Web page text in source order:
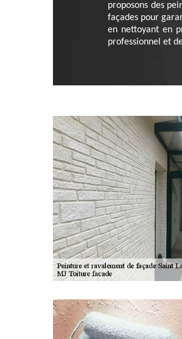
proposons des
façades pour
en nettoyant en
professionnel et